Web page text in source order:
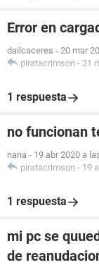
Error en
dailcaceres - 20 mar
piratacrimson - 21
1 respuesta
no funcionan
nana - 19 abr 2020 a
piratacrimson - 19
1 respuesta
mi pc se
de